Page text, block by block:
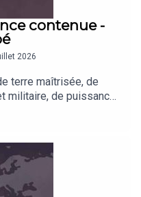
contenue -
2026
terre maîtrisée, de
militaire, de puissance
raconte l'histoire de
et réflexion pour